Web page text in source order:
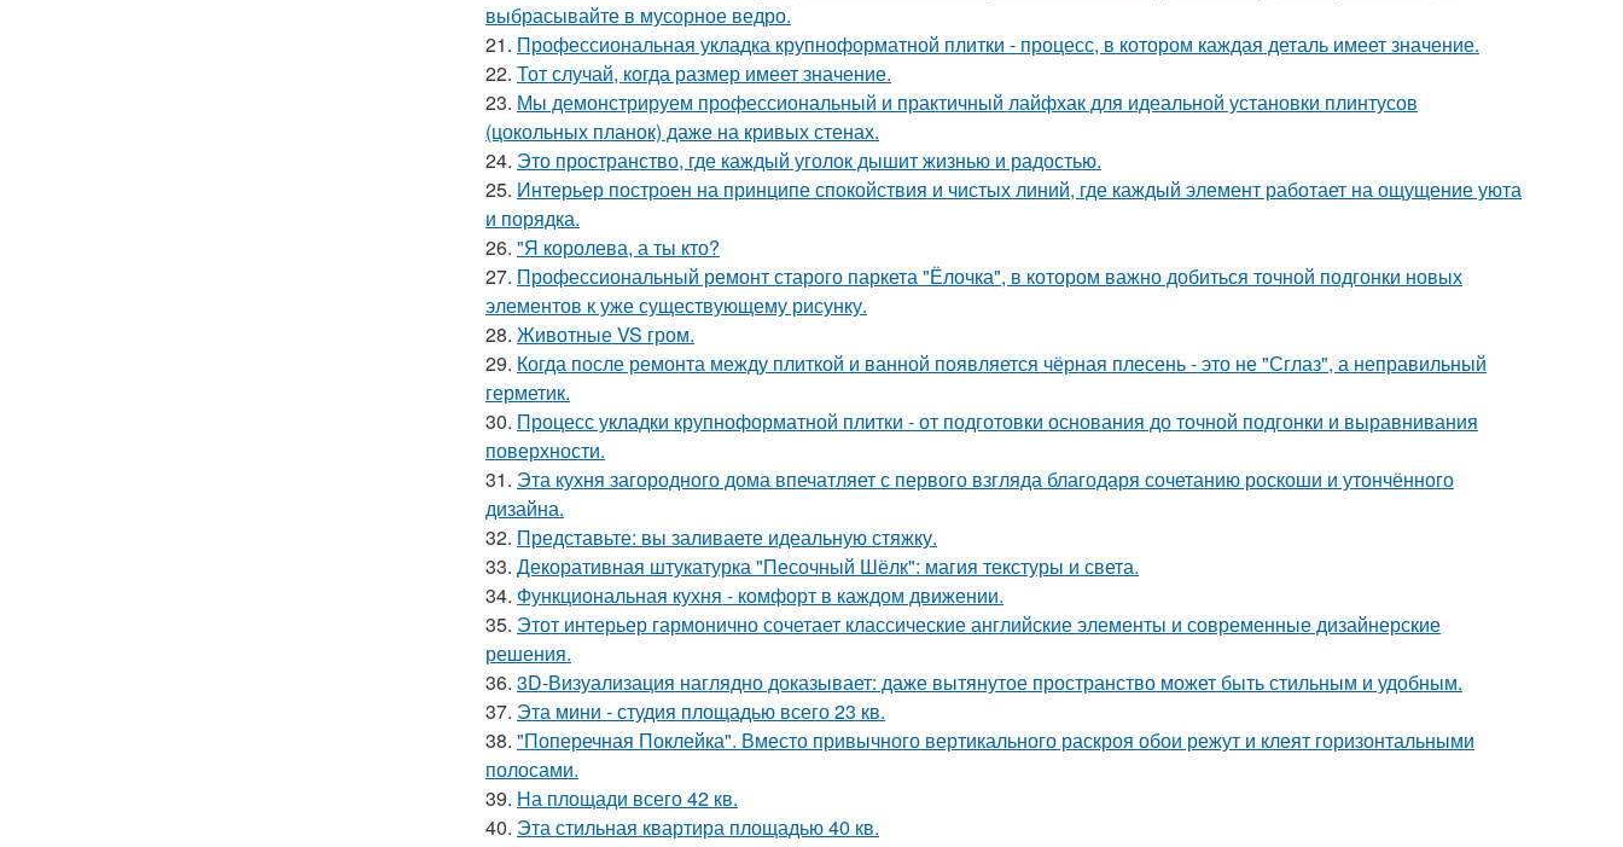
выбрасывайте в мусорное ведро.
21. Профессиональная укладка крупноформатной плитки - процесс, в котором каждая деталь имеет значение.
22. Тот случай, когда размер имеет значение.
23. Мы демонстрируем профессиональный и практичный лайфхак для идеальной установки плинтусов
(цокольных планок) даже на кривых стенах.
24. Это пространство, где каждый уголок дышит жизнью и радостью.
25. Интерьер построен на принципе спокойствия и чистых линий, где каждый элемент работает на ощущение уюта
и порядка.
26. "Я королева, а ты кто?
27. Профессиональный ремонт старого паркета "Ёлочка", в котором важно добиться точной подгонки новых
элементов к уже существующему рисунку.
28. Животные VS гром.
29. Когда после ремонта между плиткой и ванной появляется чёрная плесень - это не "Сглаз", а неправильный
герметик.
30. Процесс укладки крупноформатной плитки - от подготовки основания до точной подгонки и выравнивания
поверхности.
31. Эта кухня загородного дома впечатляет с первого взгляда благодаря сочетанию роскоши и утончённого
дизайна.
32. Представьте: вы заливаете идеальную стяжку.
33. Декоративная штукатурка "Песочный Шёлк": магия текстуры и света.
34. Функциональная кухня - комфорт в каждом движении.
35. Этот интерьер гармонично сочетает классические английские элементы и современные дизайнерские
решения.
36. 3D-Визуализация наглядно доказывает: даже вытянутое пространство может быть стильным и удобным.
37. Эта мини - студия площадью всего 23 кв.
38. "Поперечная Поклейка". Вместо привычного вертикального раскроя обои режут и клеят горизонтальными
полосами.
39. На площади всего 42 кв.
40. Эта стильная квартира площадью 40 кв.